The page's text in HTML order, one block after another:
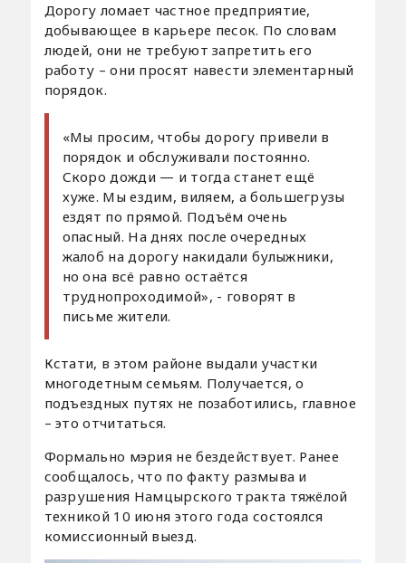
Дорогу ломает частное предприятие,
добывающее в карьере песок. По словам
людей, они не требуют запретить его
работу – они просят навести элементарный
порядок.
«Мы просим, чтобы дорогу привели в
порядок и обслуживали постоянно.
Скоро дожди — и тогда станет ещё
хуже. Мы ездим, виляем, а большегрузы
ездят по прямой. Подъём очень
опасный. На днях после очередных
жалоб на дорогу накидали булыжники,
но она всё равно остаётся
труднопроходимой», - говорят в
письме жители.
Кстати, в этом районе выдали участки
многодетным семьям. Получается, о
подъездных путях не позаботились, главное
– это отчитаться.
Формально мэрия не бездействует. Ранее
сообщалось, что по факту размыва и
разрушения Намцырского тракта тяжёлой
техникой 10 июня этого года состоялся
комиссионный выезд.